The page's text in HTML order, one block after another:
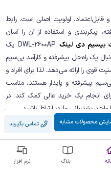
قابل‌اعتماد، اولویت اصلی است. رابط
پیکربندی و استفاده از آن را آسان
بیسیم دی لینک
DWL-2600AP یک
یک راه‌حل پیشرفته و کارآمد بی‌سیم
قوی را ارائه می‌دهد. لذا برای افراد و
پیشرفته و پایدار هستند، مناسب
انجام یک خرید عالی کمک کند. در
پشتیبانی ما در ارتباط باشید.
تماس بگیرید محصولات مشابه
بلاگ نرم افزار